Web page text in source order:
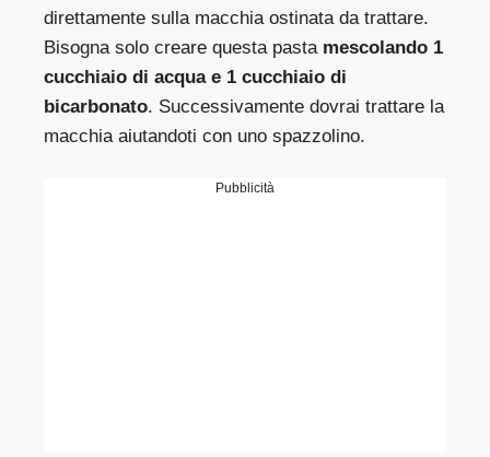
direttamente sulla macchia ostinata da trattare.
Bisogna solo creare questa pasta mescolando 1
cucchiaio di acqua e 1 cucchiaio di
bicarbonato. Successivamente dovrai trattare la
macchia aiutandoti con uno spazzolino.
Pubblicità